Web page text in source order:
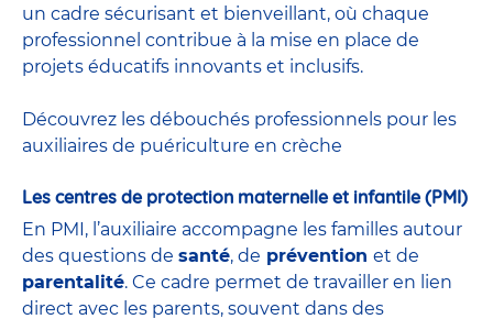
un cadre sécurisant et bienveillant, où chaque
professionnel contribue à la mise en place de
projets éducatifs innovants et inclusifs.
Découvrez les débouchés professionnels pour les
auxiliaires de puériculture en crèche
Les centres de protection maternelle et infantile (PMI)
En PMI, l’auxiliaire accompagne les familles autour
des questions de santé, de prévention et de
parentalité. Ce cadre permet de travailler en lien
direct avec les parents, souvent dans des